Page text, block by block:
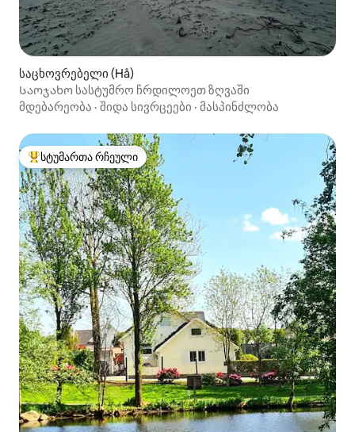
საცხოვრებელი (Hå)
Საოჯახო სასტუმრო ჩრდილოეთ ზღვაში
მდებარეობა · შიდა სივრცეები · მასპინძლობა
სტუმართა რჩეული მოწინავე ვარიანტი
სტუმართა რჩეული